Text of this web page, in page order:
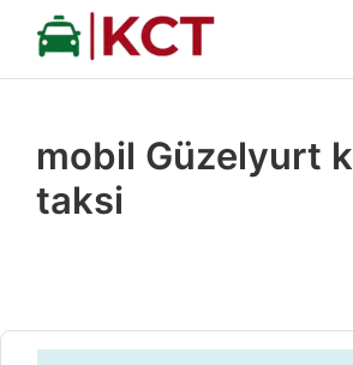
İçeriğe
mobil Güzelyurt
taksi